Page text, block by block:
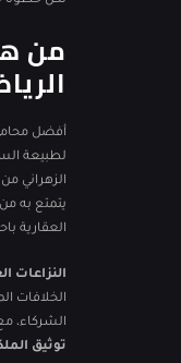
من
أفضل
لطبيعة
الزهراني
يتمتع به
العقارية
النزاعات
الخلافات
الشركاء،
توثيق